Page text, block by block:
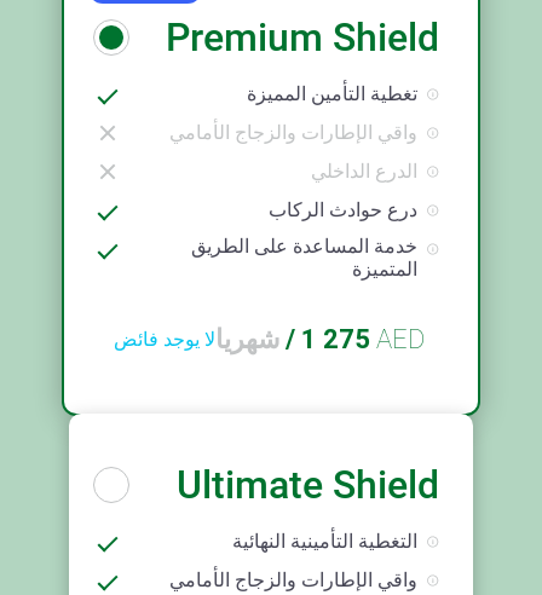
Premium Shield
تغطية التأمين المميزة
واقي الإطارات والزجاج الأمامي
الدرع الداخلي
درع حوادث الركاب
خدمة المساعدة على الطريق
المتميزة
AED
1 275
/ شهريالا يوجد فائض
Ultimate Shield
التغطية التأمينية النهائية
واقي الإطارات والزجاج الأمامي